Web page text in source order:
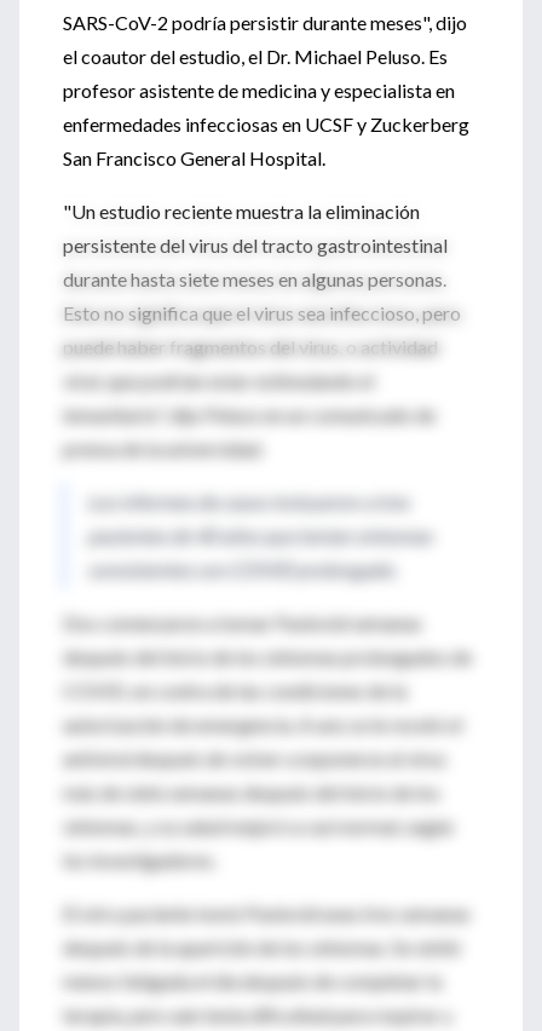
SARS-CoV-2 podría persistir durante meses", dijo
el coautor del estudio, el Dr. Michael Peluso. Es
profesor asistente de medicina y especialista en
enfermedades infecciosas en UCSF y Zuckerberg
San Francisco General Hospital.
"Un estudio reciente muestra la eliminación
persistente del virus del tracto gastrointestinal
durante hasta siete meses en algunas personas.
Esto no significa que el virus sea infeccioso, pero
puede haber fragmentos del virus, o actividad
viral, que podrían estar estimulando el
inmunitario", dijo Peluso en un comunicado de
prensa de la universidad.
Los informes de casos incluyeron a tres
pacientes de 40 años que tenían síntomas
consistentes con COVID prolongado.
Dos comenzaron a tomar Paxlovid semanas
después del inicio de los síntomas prolongados de
COVID, en contra de las condiciones de la
autorización de emergencia. A uno se le recetó el
antiviral después de volver a exponerse al virus
más de siete semanas después del inicio de los
síntomas, y su salud mejoró a casi normal, según
los investigadores.
El otro paciente tomó Paxlovid unas tres semanas
después de la aparición de los síntomas. Se sintió
menos fatigada el día después de completar la
terapia, pero aún tenía dificultad para respirar y